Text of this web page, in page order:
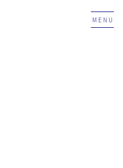
MENU